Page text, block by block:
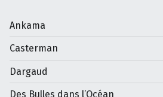
Ankama
Casterman
Dargaud
Des Bulles dans l’Océan